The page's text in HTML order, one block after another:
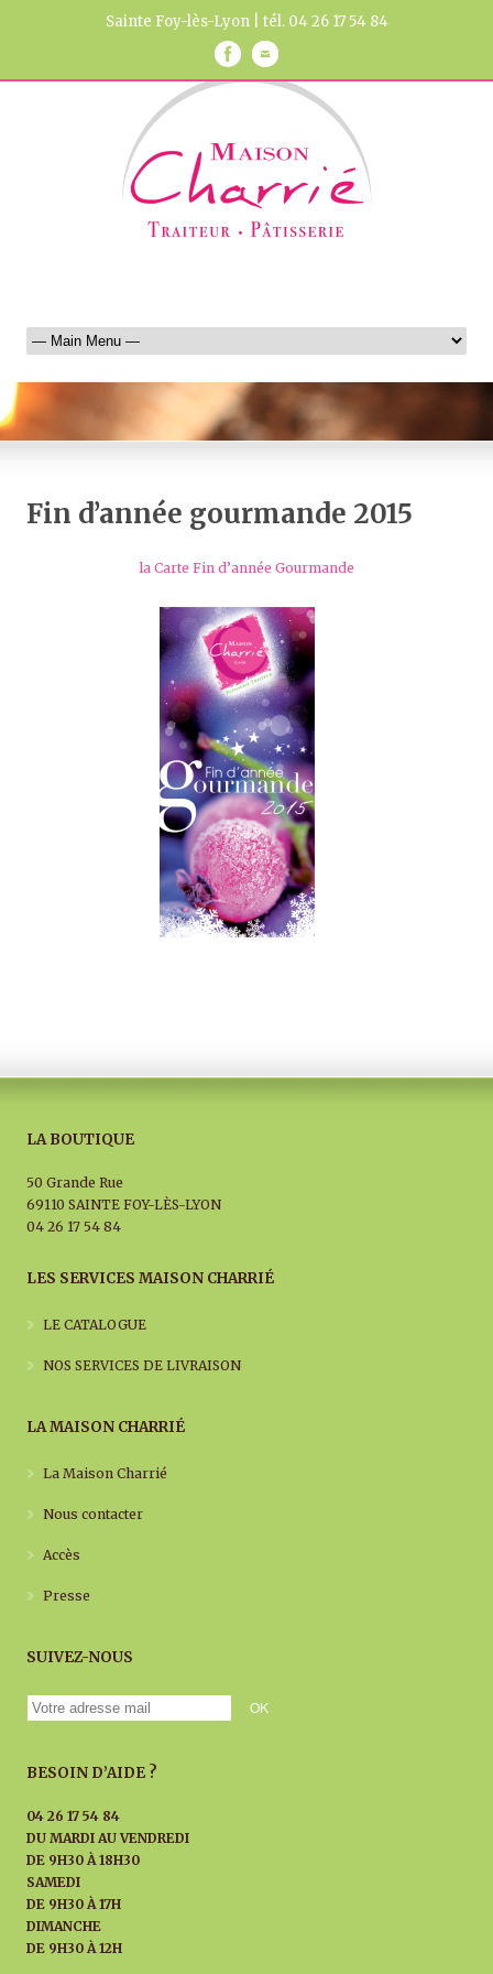
Sainte Foy-lès-Lyon | tél. 04 26 17 54 84
Fin d’année gourmande 2015
la Carte Fin d’année Gourmande
LA BOUTIQUE
50 Grande Rue
69110 SAINTE FOY-LÈS-LYON
04 26 17 54 84
LES SERVICES MAISON CHARRIÉ
LE CATALOGUE
NOS SERVICES DE LIVRAISON
LA MAISON CHARRIÉ
La Maison Charrié
Nous contacter
Accès
Presse
SUIVEZ-NOUS
BESOIN D’AIDE ?
04 26 17 54 84
DU MARDI AUVENDREDI
DE 9H30 À 18H30
SAMEDI
DE 9H30 À 17H
DIMANCHE
DE 9H30 À 12H